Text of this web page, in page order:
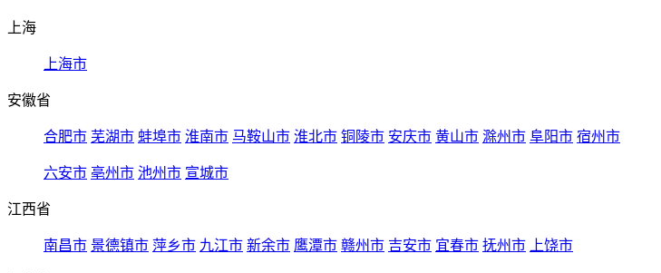
上海
上海市
安徽省
合肥市 芜湖市 蚌埠市 淮南市 马鞍山市 淮北市 铜陵市 安庆市 黄山市 滁州市 阜阳市 宿州市
六安市 亳州市 池州市 宣城市
江西省
南昌市 景德镇市 萍乡市 九江市 新余市 鹰潭市 赣州市 吉安市 宜春市 抚州市 上饶市